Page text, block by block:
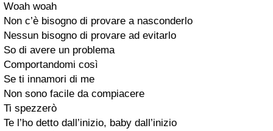
Woah woah
Non c’è bisogno di provare a nasconderlo
Nessun bisogno di provare ad evitarlo
So di avere un problema
Comportandomi così
Se ti innamori di me
Non sono facile da compiacere
Ti spezzerò
Te l’ho detto dall’inizio, baby dall’inizio